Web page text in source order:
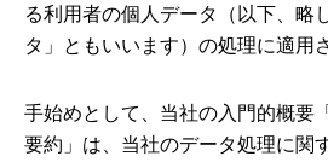
る利用者の個人データ（以下、略
タ」ともいいます）の処理に適用
手始めとして、当社の入門的概要
要約」は、当社のデータ処理に関